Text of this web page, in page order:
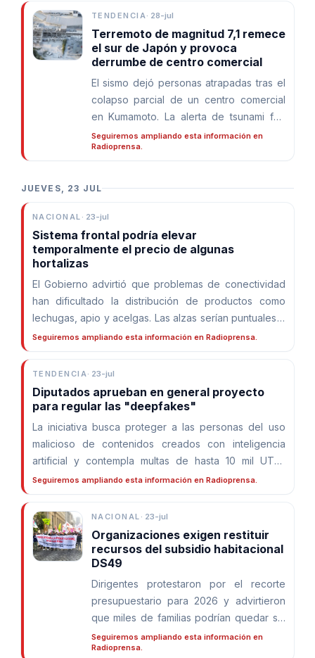
TENDENCIA · 28-jul
Terremoto de magnitud 7,1 remece
el sur de Japón y provoca
derrumbe de centro comercial
El sismo dejó personas atrapadas tras el
colapso parcial de un centro comercial
en Kumamoto. La alerta de tsunami fue
cancelada y el SHOA descartó riesgo
para las costas de Chile.
Seguiremos ampliando esta información en
Radioprensa.
JUEVES, 23 JUL
NACIONAL · 23-jul
Sistema frontal podría elevar
temporalmente el precio de algunas
hortalizas
El Gobierno advirtió que problemas de conectividad
han dificultado la distribución de productos como
lechugas, apio y acelgas. Las alzas serían puntuales y
de corta duración.
Seguiremos ampliando esta información en Radioprensa.
TENDENCIA · 23-jul
Diputados aprueban en general proyecto
para regular las "deepfakes"
La iniciativa busca proteger a las personas del uso
malicioso de contenidos creados con inteligencia
artificial y contempla multas de hasta 10 mil UTM,
además del retiro judicial de publicaciones.
Seguiremos ampliando esta información en Radioprensa.
NACIONAL · 23-jul
Organizaciones exigen restituir
recursos del subsidio habitacional
DS49
Dirigentes protestaron por el recorte
presupuestario para 2026 y advirtieron
que miles de familias podrían quedar sin
acceso a una vivienda. El Gobierno
atribuyó la reducción a decisiones de la
Seguiremos ampliando esta información en
Radioprensa.